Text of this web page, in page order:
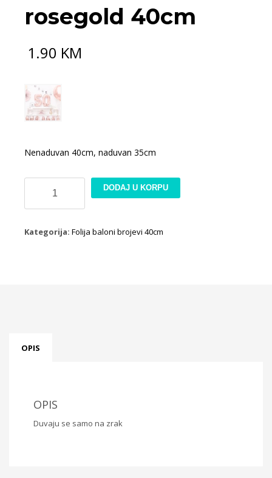
rosegold 40cm
1.90 KM
Nenaduvan 40cm, naduvan 35cm
5
40cm
DODAJ U KORPU
Kategorija: Folija baloni brojevi 40cm
OPIS
OPIS
Duvaju se samo na zrak